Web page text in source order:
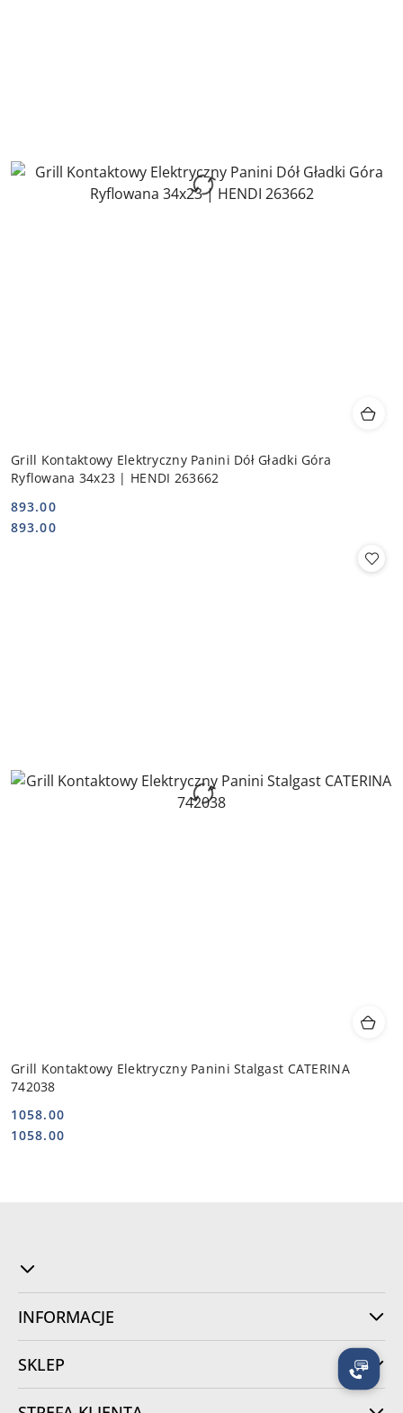
Grill Kontaktowy Elektryczny Panini Dół Gładki Góra
Ryflowana 34x23 | HENDI 263662
Cena:
893.00
Cena:
893.00
Grill Kontaktowy Elektryczny Panini Stalgast CATERINA
742038
Cena:
1058.00
Cena:
1058.00
INFORMACJE
SKLEP